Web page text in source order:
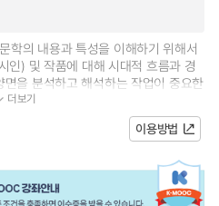
학의 내용과 특성을 이해하기 위해서
인) 및 작품에 대해 시대적 흐름과 경
을 분석하고 해석하는 작업이 중요한
...
더보기
이용방법